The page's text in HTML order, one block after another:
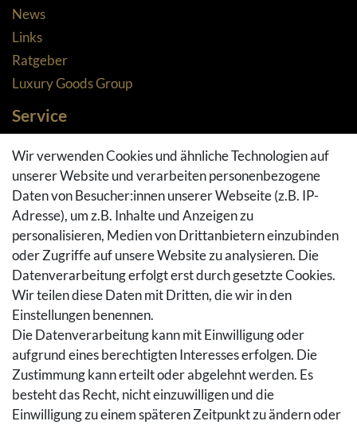
News
Links
Ratgeber
Luxury Goods Group
Service
Zahlungsarten
Versandarten & -kosten
Widerrufsrecht
Rückgaberecht
Vertrag widerrufen
Warenkorb
Hilfe
Social Media
Facebook
Instagram
Pinterest
Youtube
Wir verwenden Cookies und ähnliche Technologien auf
unserer Website und verarbeiten personenbezogene
Daten von Besucher:innen unserer Webseite (z.B. IP-
Adresse), um z.B. Inhalte und Anzeigen zu
personalisieren, Medien von Drittanbietern einzubinden
oder Zugriffe auf unsere Website zu analysieren. Die
Datenverarbeitung erfolgt erst durch gesetzte Cookies.
Wir teilen diese Daten mit Dritten, die wir in den
Einstellungen benennen.
Die Datenverarbeitung kann mit Einwilligung oder
aufgrund eines berechtigten Interesses erfolgen. Die
Zustimmung kann erteilt oder abgelehnt werden. Es
besteht das Recht, nicht einzuwilligen und die
Einwilligung zu einem späteren Zeitpunkt zu ändern oder